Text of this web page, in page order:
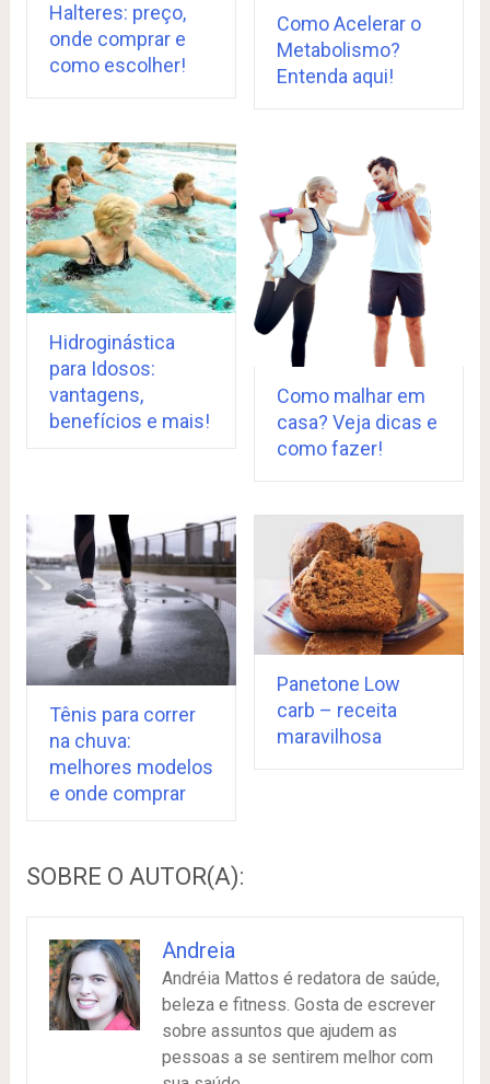
Halteres: preço,
onde comprar e
como escolher!
Como Acelerar o
Metabolismo?
Entenda aqui!
Hidroginástica
para Idosos:
vantagens,
benefícios e mais!
Como malhar em
casa? Veja dicas e
como fazer!
Tênis para correr
na chuva:
melhores modelos
e onde comprar
Panetone Low
carb – receita
maravilhosa
SOBRE O AUTOR(A):
Andreia
Andréia Mattos é redatora de saúde,
beleza e fitness. Gosta de escrever
sobre assuntos que ajudem as
pessoas a se sentirem melhor com